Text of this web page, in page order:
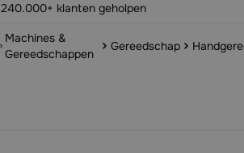
240.000+ klanten geholpen
Machines &
Gereedschappen
Gereedschap